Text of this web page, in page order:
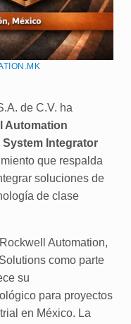
de C.V. ha
Automation
System Integrator
que respalda
soluciones de
de clase
Automation,
como parte
su
para proyectos
en México. La